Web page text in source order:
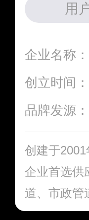
用
企业名称：
创立时间：
品牌发源：
创建于
企业首选供
道、市政管